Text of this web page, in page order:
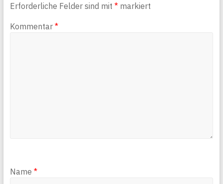
Erforderliche Felder sind mit *markiert
Kommentar *
Name *